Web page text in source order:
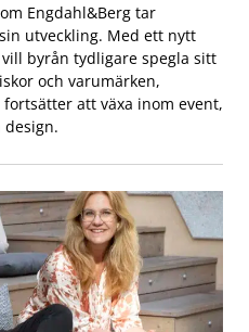
Engdahl&Berg tar
utveckling. Med ett nytt
byrån tydligare spegla sitt
och varumärken,
att växa inom event,